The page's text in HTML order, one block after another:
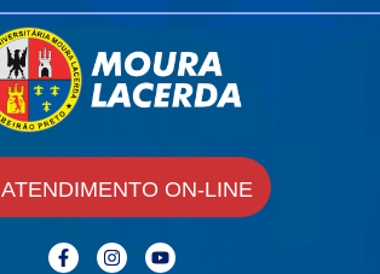
ATENDIMENTO ON-LINE